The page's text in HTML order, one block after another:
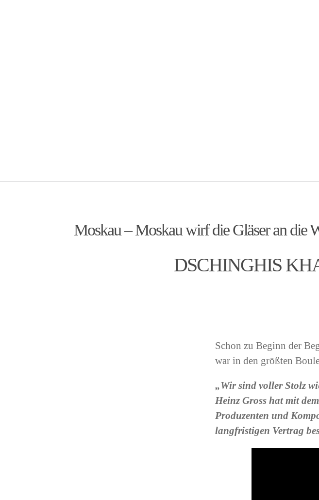
Moskau – Moskau wirf die Gläser an die
DSCHINGHIS
Schon zu Beginn der
war in den größten
„Wir sind voller Stolz
Heinz Gross hat mit
Produzenten und
langfristigen Vertrag